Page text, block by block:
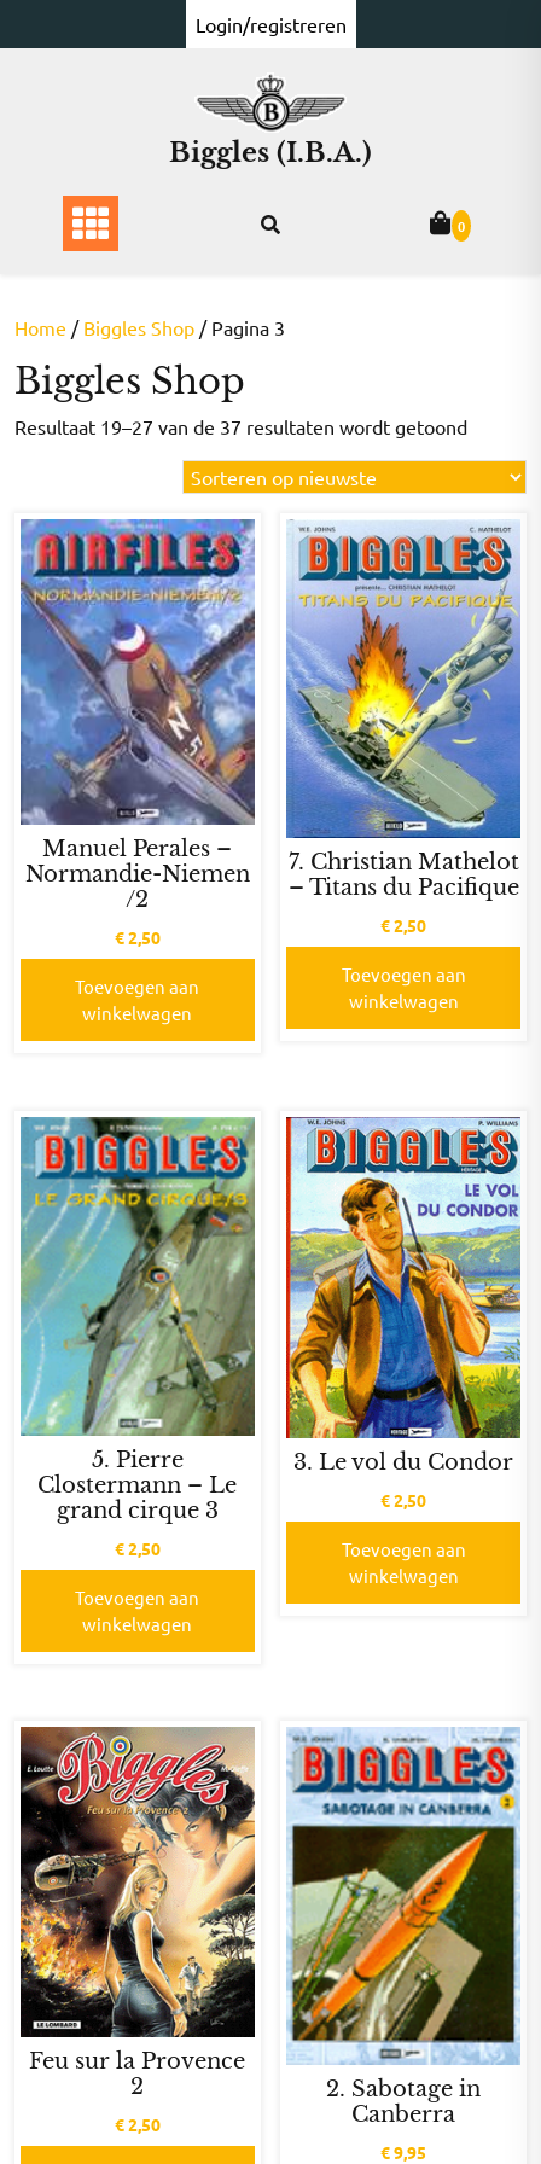
naar
Login/registreren
Biggles (I.B.A.)
0
Home / Biggles Shop / Pagina 3
Biggles Shop
Resultaat 19–27 van de 37 resultaten wordt getoond
op
Manuel Perales –
Normandie-Niemen
/2
€2,50
Toevoegen aan
winkelwagen
7. Christian Mathelot
– Titans du Pacifique
€2,50
Toevoegen aan
winkelwagen
5. Pierre
Clostermann – Le
grand cirque 3
€2,50
Toevoegen aan
winkelwagen
3. Le vol du Condor
€2,50
Toevoegen aan
winkelwagen
Feu sur la Provence
2
€2,50
2. Sabotage in
Canberra
€9,95